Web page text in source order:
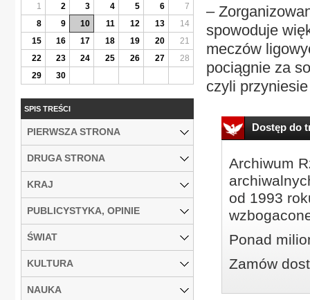
–
spowoduje
meczów
pociągnie za
czyli
Dostęp do
Archiwum
od 1993
Ponad
Zamów
1
2 3 4 5 6
7
8
9 10 11 12 13
14
15
16 17 18 19 20
21
22
23 24 25 26 27
28
29
30
SPIS TREŚCI
PIERWSZA STRONA
DRUGA STRONA
KRAJ
PUBLICYSTYKA, OPINIE
ŚWIAT
KULTURA
NAUKA